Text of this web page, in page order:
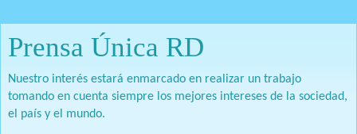
Prensa Única RD
Nuestro interés estará enmarcado en realizar un trabajo
tomando en cuenta siempre los mejores intereses de la sociedad,
el país y el mundo.